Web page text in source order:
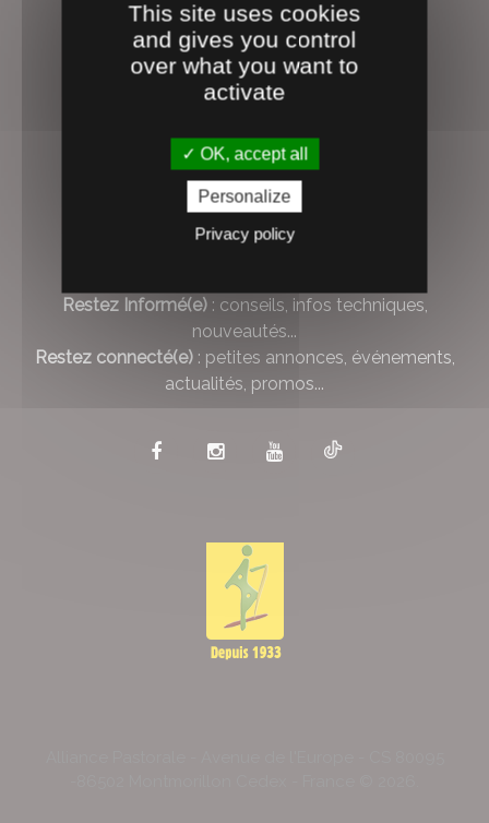
VOTRE AVIS COMPTE...
4.1/5
Tous les avis
Restez Informé(e): conseils, infos techniques,
nouveautés...
Restez connecté(e): petites annonces, événements,
actualités, promos...
This site uses cookies
and gives you control
over what you want to
activate
OK, accept all
Personalize
Privacy policy